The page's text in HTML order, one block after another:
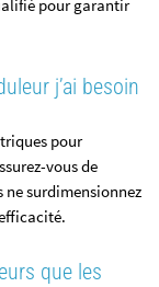
pour garantir
j’ai besoin
pour
vous de
surdimensionnez
que les